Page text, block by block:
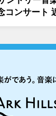
コンサート